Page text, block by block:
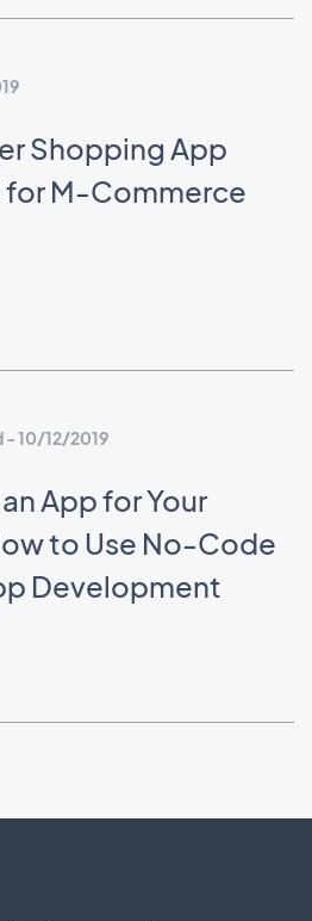
Shopping App
for M-Commerce
- 10/12/2019
App for Your
to Use No-Code
Development